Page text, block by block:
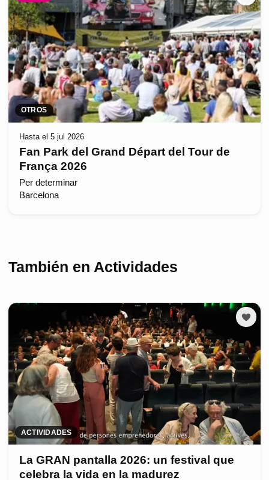
OTROS
Hasta el 5 jul 2026
Fan Park del Grand Départ del Tour de
França 2026
Per determinar
Barcelona
También en Actividades
ACTIVIDADES
La GRAN pantalla 2026: un festival que
celebra la vida en la madurez